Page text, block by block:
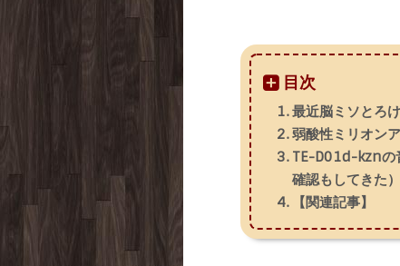
最近脳ミソとろ
弱酸性ミリオン
TE-D01d-kznの
確認もしてきた）
【関連記事】